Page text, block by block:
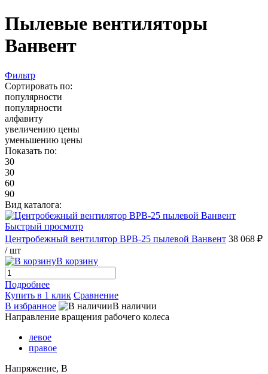
Пылевые вентиляторы
Ванвент
Фильтр
Сортировать по:
популярности
популярности
алфавиту
увеличению цены
уменьшению цены
Показать по:
30
30
60
90
Вид каталога:
Быстрый просмотр
Центробежный вентилятор ВРВ-25 пылевой Ванвент 38 068 ₽
/ шт
В корзину
Подробнее
Купить в 1 клик Сравнение
В избранное
В наличии
Направление вращения рабочего колеса
левое
правое
Напряжение, В